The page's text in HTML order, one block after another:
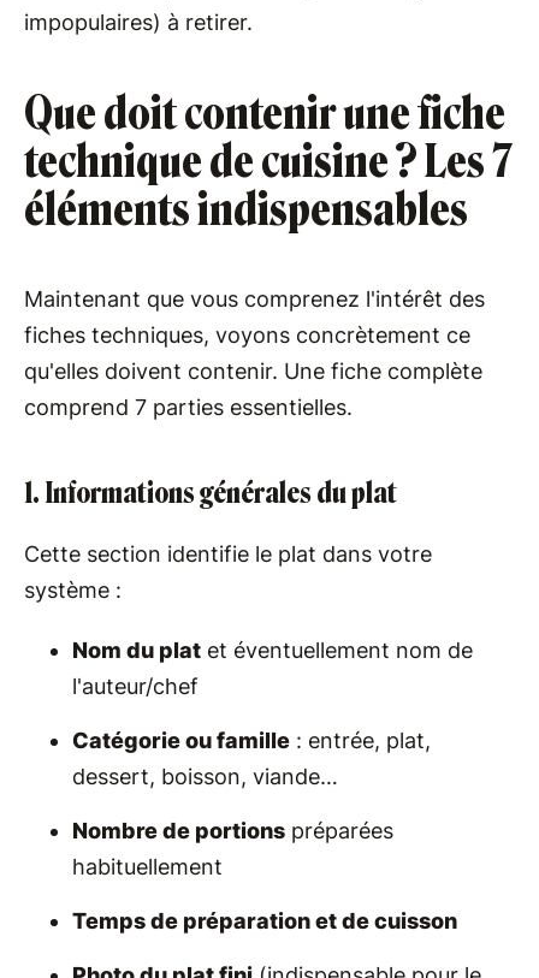
impopulaires) à retirer.
Que doit contenir une fiche
technique de cuisine ? Les 7
éléments indispensables
Maintenant que vous comprenez l'intérêt des
fiches techniques, voyons concrètement ce
qu'elles doivent contenir. Une fiche complète
comprend 7 parties essentielles.
1. Informations générales du plat
Cette section identifie le plat dans votre
système :
Nom du plat et éventuellement nom de
l'auteur/chef
Catégorie ou famille : entrée, plat,
dessert, boisson, viande…
Nombre de portions préparées
habituellement
Temps de préparation et de cuisson